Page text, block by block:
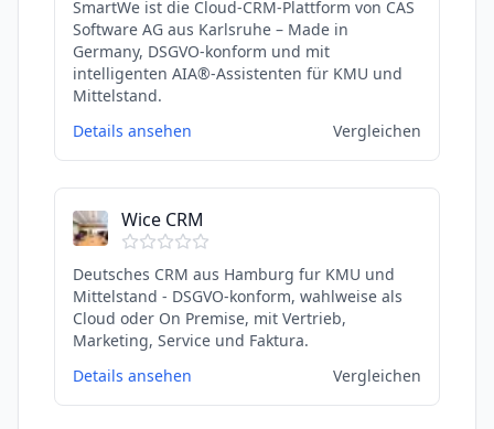
SmartWe ist die Cloud-CRM-Plattform von CAS
Software AG aus Karlsruhe – Made in
Germany, DSGVO-konform und mit
intelligenten AIA®-Assistenten für KMU und
Mittelstand.
Details ansehen
Vergleichen
Wice CRM
Deutsches CRM aus Hamburg fur KMU und
Mittelstand - DSGVO-konform, wahlweise als
Cloud oder On Premise, mit Vertrieb,
Marketing, Service und Faktura.
Details ansehen
Vergleichen